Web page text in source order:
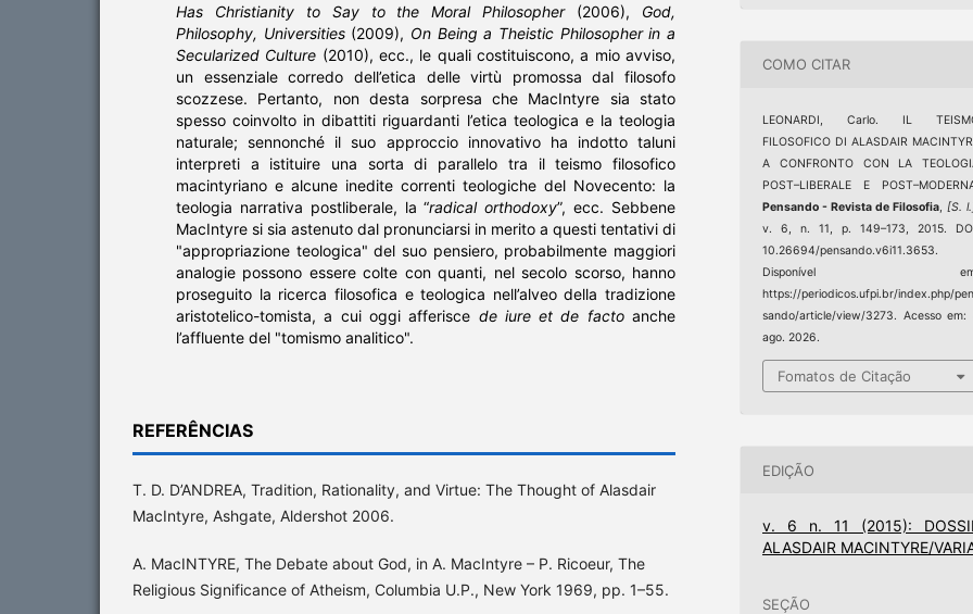
Has Christianity to Say to the Moral Philosopher(2006), God,
Philosophy, Universities(2009), On Being a Theistic Philosopher in a
Secularized Culture (2010), ecc., le quali costituiscono, a mio avviso,
un essenziale corredo dell’etica delle virtù promossa dal filosofo
scozzese. Pertanto, non desta sorpresa che MacIntyre sia stato
spesso coinvolto in dibattiti riguardanti l’etica teologica e la teologia
naturale; sennonché il suo approccio innovativo ha indotto taluni
interpreti a istituire una sorta di parallelo tra il teismo filosofico
macintyriano e alcune inedite correnti teologiche del Novecento: la
teologia narrativa postliberale, la “radical orthodoxy”, ecc. Sebbene
MacIntyre si sia astenuto dal pronunciarsi in merito a questi tentativi di
"appropriazione teologica" del suo pensiero, probabilmente maggiori
analogie possono essere colte con quanti, nel secolo scorso, hanno
proseguito la ricerca filosofica e teologica nell’alveo della tradizione
aristotelico-tomista, a cui oggi afferisce de iure et de factoanche
l’affluente del "tomismo analitico".
REFERÊNCIAS
T. D. D’ANDREA, Tradition, Rationality, and Virtue: The Thought of Alasdair
MacIntyre, Ashgate, Aldershot 2006.
A. MacINTYRE, The Debate about God, in A. MacIntyre – P. Ricoeur, The
Religious Significance of Atheism, Columbia U.P., New York 1969, pp. 1–55.
COMO CITAR
LEONARDI, Carlo. IL
FILOSOFICO DI ALASDAIR
A CONFRONTO CON LA
POST–LIBERALE E
Pensando - Revista de Filosofia, [S.
v. 6, n. 11, p. 149–173, 2015.
10.26694/pensando.v6i11.3653.
Disponível
https://periodicos.ufpi.br/index.php/pen
sando/article/view/3273. Acesso em:
ago. 2026.
Fomatos de Citação
EDIÇÃO
v. 6 n. 11 (2015):
ALASDAIR MACINTYRE/
SEÇÃO